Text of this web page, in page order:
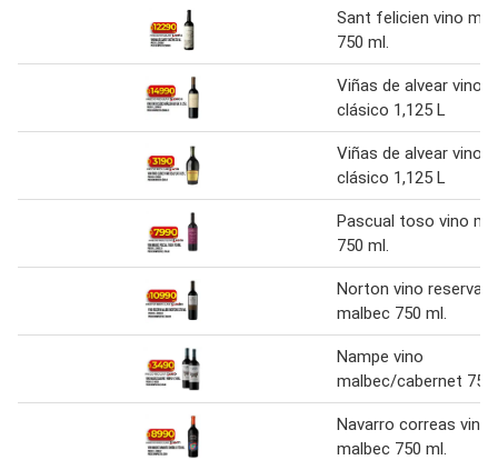
Sant felicien vino
750 ml.
Viñas de alvear vino
clásico 1,125 L
Viñas de alvear vino
clásico 1,125 L
Pascual toso vino
750 ml.
Norton vino reserva
malbec 750 ml.
Nampe vino
malbec/cabernet 750
Navarro correas vino
malbec 750 ml.